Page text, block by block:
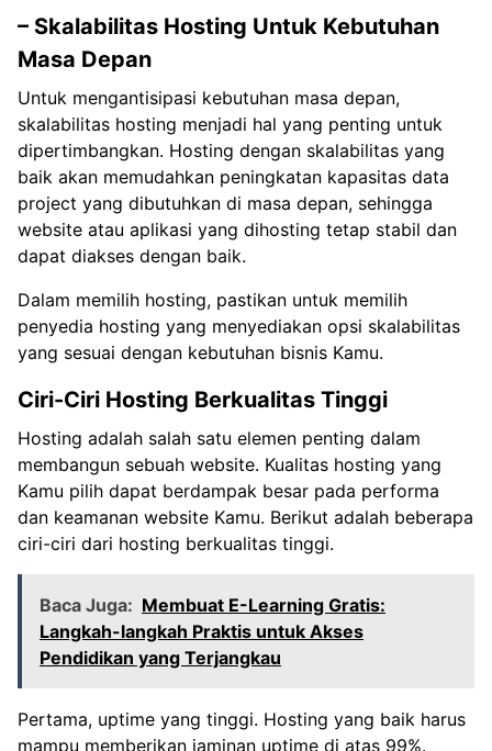
– Skalabilitas Hosting Untuk Kebutuhan
Masa Depan
Untuk mengantisipasi kebutuhan masa depan,
skalabilitas hosting menjadi hal yang penting untuk
dipertimbangkan. Hosting dengan skalabilitas yang
baik akan memudahkan peningkatan kapasitas data
project yang dibutuhkan di masa depan, sehingga
website atau aplikasi yang dihosting tetap stabil dan
dapat diakses dengan baik.
Dalam memilih hosting, pastikan untuk memilih
penyedia hosting yang menyediakan opsi skalabilitas
yang sesuai dengan kebutuhan bisnis Kamu.
Ciri-Ciri Hosting Berkualitas Tinggi
Hosting adalah salah satu elemen penting dalam
membangun sebuah website. Kualitas hosting yang
Kamu pilih dapat berdampak besar pada performa
dan keamanan website Kamu. Berikut adalah beberapa
ciri-ciri dari hosting berkualitas tinggi.
Baca Juga: Membuat E-Learning Gratis:
Langkah-langkah Praktis untuk Akses
Pendidikan yang Terjangkau
Pertama, uptime yang tinggi. Hosting yang baik harus
mampu memberikan jaminan uptime di atas 99%.